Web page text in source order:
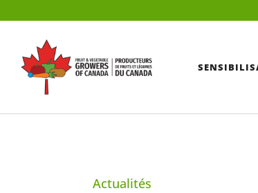
Actualités